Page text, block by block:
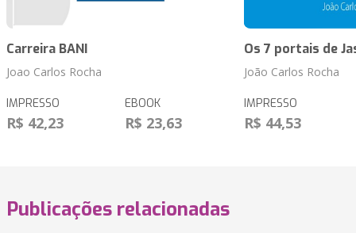
Carreira BANI
Joao Carlos Rocha
IMPRESSO
R$ 42,23
EBOOK
R$ 23,63
Os 7 portais de
João Carlos Rocha
IMPRESSO
R$ 44,53
Publicações relacionadas